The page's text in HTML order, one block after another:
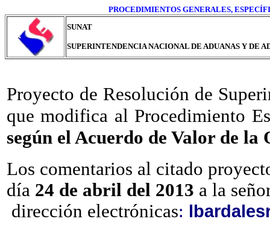
PROCEDIMIENTOS GENERALES,
SUNAT
SUPERINTENDENCIA NACIONAL DE ADUANAS Y DE
Proyecto de Resolución de
que modifica al Procedimiento
según el Acuerdo de Valor de la
Los comentarios al citado
día 24 de abril del 2013 a la
dirección electrónicas: lbardales